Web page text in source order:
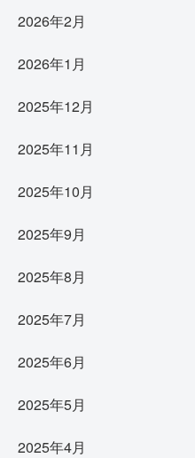
2026年2月
2026年1月
2025年12月
2025年11月
2025年10月
2025年9月
2025年8月
2025年7月
2025年6月
2025年5月
2025年4月